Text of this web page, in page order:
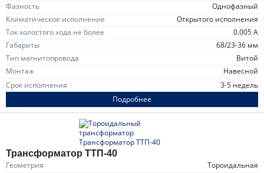
Фазность
однофазный
Климатическое исполнение
открытого исполнения
Ток холостого хода не более
0.005 А
Габариты
68/23-36 мм
Тип магнитопровода
витой
Монтаж
навесной
Срок исполнения
3-5 недель
Подробнее
Трансформатор ТТП-40
Геометрия
тороидальная